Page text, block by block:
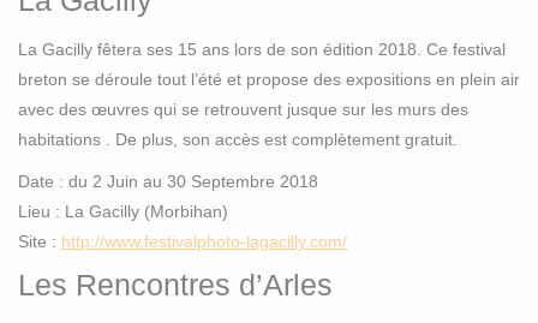
La Gacilly fêtera ses 15 ans lors de son édition 2018. Ce festival
breton se déroule tout l’été et propose des expositions en plein air
avec des œuvres qui se retrouvent jusque sur les murs des
habitations . De plus, son accès est complètement gratuit.
Date : du 2 Juin au 30 Septembre 2018
Lieu : La Gacilly (Morbihan)
Site : http://www.festivalphoto-lagacilly.com/
Les Rencontres d’Arles